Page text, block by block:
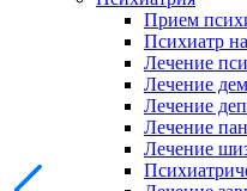
Прием
Психиатр
Лечение
Лечение
Лечение
Лечение
Лечение